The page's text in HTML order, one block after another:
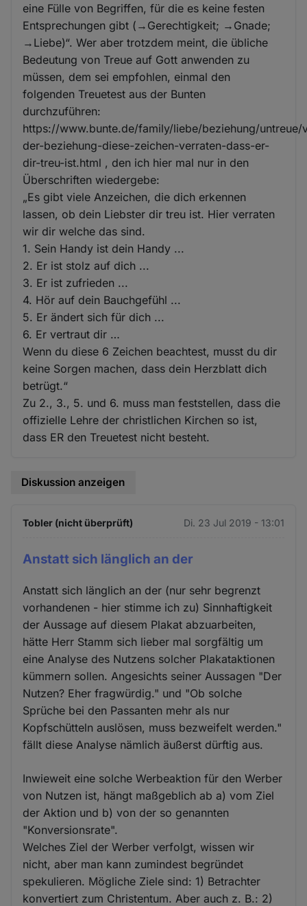
eine Fülle von Begriffen, für die es keine festen
Entsprechungen gibt (→Gerechtigkeit; →Gnade;
→Liebe)“. Wer aber trotzdem meint, die übliche
Bedeutung von Treue auf Gott anwenden zu
müssen, dem sei empfohlen, einmal den
folgenden Treuetest aus der Bunten
durchzuführen:
https://www.bunte.de/family/liebe/beziehung/untreue/
der-beziehung-diese-zeichen-verraten-dass-er-
dir-treu-ist.html , den ich hier mal nur in den
Überschriften wiedergebe:
„Es gibt viele Anzeichen, die dich erkennen
lassen, ob dein Liebster dir treu ist. Hier verraten
wir dir welche das sind.
1. Sein Handy ist dein Handy ...
2. Er ist stolz auf dich ...
3. Er ist zufrieden ...
4. Hör auf dein Bauchgefühl ...
5. Er ändert sich für dich ...
6. Er vertraut dir …
Wenn du diese 6 Zeichen beachtest, musst du dir
keine Sorgen machen, dass dein Herzblatt dich
betrügt.“
Zu 2., 3., 5. und 6. muss man feststellen, dass die
offizielle Lehre der christlichen Kirchen so ist,
dass ER den Treuetest nicht besteht.
Diskussion anzeigen
Tobler (nicht überprüft) Di. 23 Jul 2019 - 13:01
Anstatt sich länglich an der
Anstatt sich länglich an der (nur sehr begrenzt
vorhandenen - hier stimme ich zu) Sinnhaftigkeit
der Aussage auf diesem Plakat abzuarbeiten,
hätte Herr Stamm sich lieber mal sorgfältig um
eine Analyse des Nutzens solcher Plakataktionen
kümmern sollen. Angesichts seiner Aussagen "Der
Nutzen? Eher fragwürdig." und "Ob solche
Sprüche bei den Passanten mehr als nur
Kopfschütteln auslösen, muss bezweifelt werden."
fällt diese Analyse nämlich äußerst dürftig aus.
Inwieweit eine solche Werbeaktion für den Werber
von Nutzen ist, hängt maßgeblich ab a) vom Ziel
der Aktion und b) von der so genannten
"Konversionsrate".
Welches Ziel der Werber verfolgt, wissen wir
nicht, aber man kann zumindest begründet
spekulieren. Mögliche Ziele sind: 1) Betrachter
konvertiert zum Christentum. Aber auch z. B.: 2)